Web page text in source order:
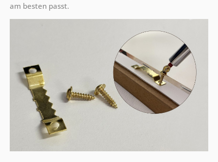
am besten passt.